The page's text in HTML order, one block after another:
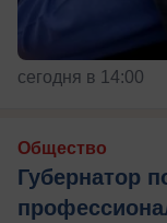
сегодня в 14:00
Общество
Губернатор